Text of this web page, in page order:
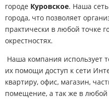
городе Куровское. Наша
города, что позволяет
практически в любой точке
окрестностях.
Наша компания использует
их помощи доступ к сети
квартиру, офис, магазин,
помещение, а так же в любой